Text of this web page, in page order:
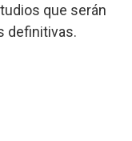
que serán
definitivas.